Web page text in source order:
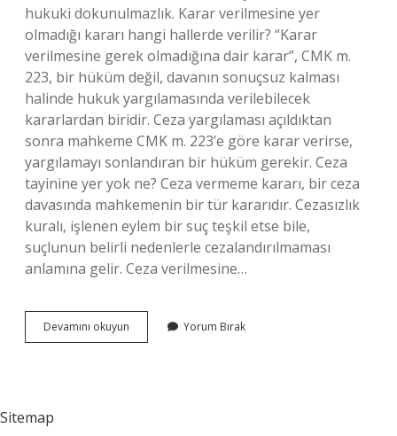
hukuki dokunulmazlık. Karar verilmesine yer
olmadığı kararı hangi hallerde verilir? “Karar
verilmesine gerek olmadığına dair karar”, CMK m.
223, bir hüküm değil, davanın sonuçsuz kalması
halinde hukuk yargılamasında verilebilecek
kararlardan biridir. Ceza yargılaması açıldıktan
sonra mahkeme CMK m. 223’e göre karar verirse,
yargılamayı sonlandıran bir hüküm gerekir. Ceza
tayinine yer yok ne? Ceza vermeme kararı, bir ceza
davasında mahkemenin bir tür kararıdır. Cezasızlık
kuralı, işlenen eylem bir suç teşkil etse bile,
suçlunun belirli nedenlerle cezalandırılmaması
anlamına gelir. Ceza verilmesine…
Devamını okuyun Hangisinde
Ceza
Yorum Bırak
Sitemap